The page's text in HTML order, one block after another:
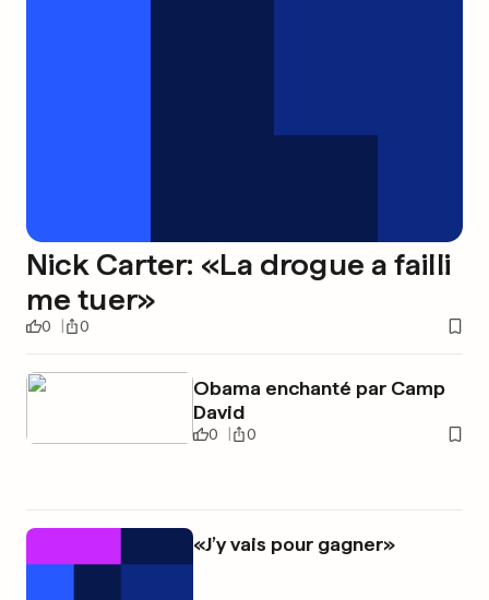
Nick Carter: «La drogue a failli
me tuer»
0 0
Obama enchanté par Camp
David
0 0
«J’y vais pour gagner»